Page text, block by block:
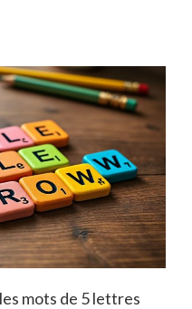
mots de 5 lettres